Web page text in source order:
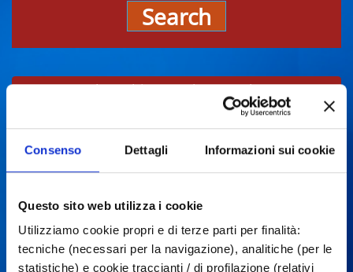
Consenso Dettagli Informazioni sui cookie
Questo sito web utilizza i cookie
Utilizziamo cookie propri e di terze parti per finalità:
tecniche (necessari per la navigazione), analitiche (per le
statistiche) e cookie traccianti / di profilazione (relativi
Search
Events may be subject to change, always
contact organizers before going to the venue.